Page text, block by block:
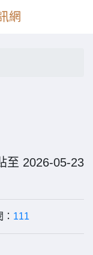
網
至 2026-05-23
111